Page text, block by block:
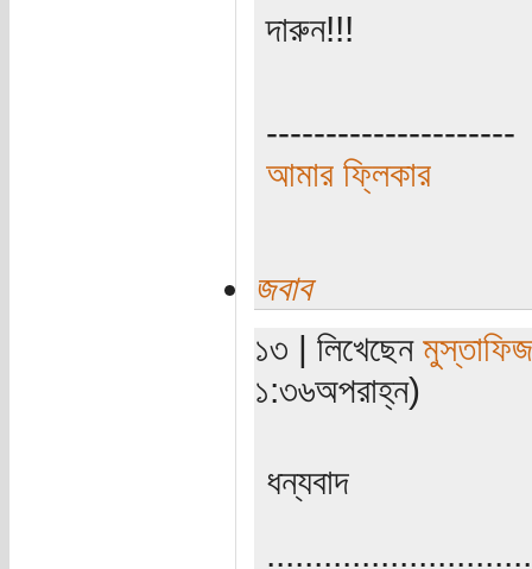
দারুন!!!
---------------------
আমার ফ্লিকার
জবাব
১৩ | লিখেছেন মুস্তাফিজ
১:৩৬অপরাহ্ন)
ধন্যবাদ